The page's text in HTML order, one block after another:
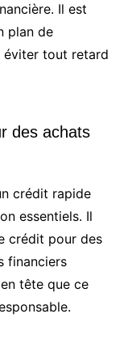
Il est
plan de
éviter tout retard
des achats
crédit rapide
essentiels. Il
crédit pour des
financiers
tête que ce